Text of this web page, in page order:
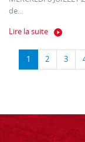
de...
Lire la suite
1 2 3